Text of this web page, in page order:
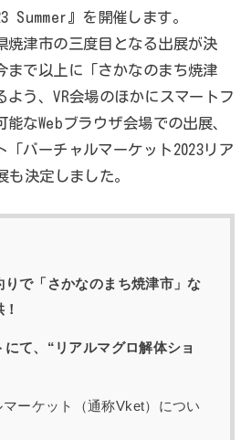
Summer』を開催します。
焼津市の三度目となる出展が決
まで以上に「さかなのまち焼津
よう、VR会場のほかにスマートフ
なWebブラウザ会場での出展、
「バーチャルマーケット2023リア
決定しました。
りで「さかなのまち焼津市」な
にて、“リアルマグロ解体ショ
ーケット（通称Vket）につい